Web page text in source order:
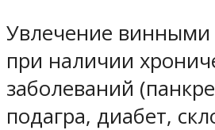
Увлечение винными
при наличии
заболеваний
подагра, диабет,